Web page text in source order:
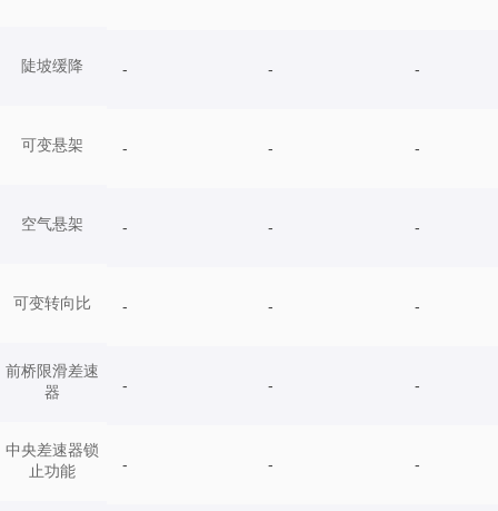
陡坡缓降
可变悬架
空气悬架
可变转向比
前桥限滑差速
器
中央差速器锁
止功能
- - -
- - -
- - -
- - -
- - -
- - -